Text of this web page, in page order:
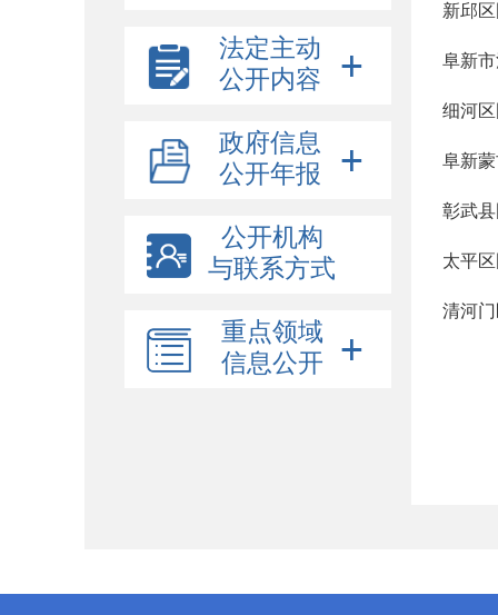
法定主动
公开内容
政府信息
公开年报
公开机构
与联系方式
重点领域
信息公开
新邱
阜新
细河
阜新
彰武
太平
清河